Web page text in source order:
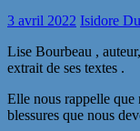
3 avril 2022 Isidore
Lise Bourbeau ,
extrait de ses textes .
Elle nous rappelle que
blessures que nous